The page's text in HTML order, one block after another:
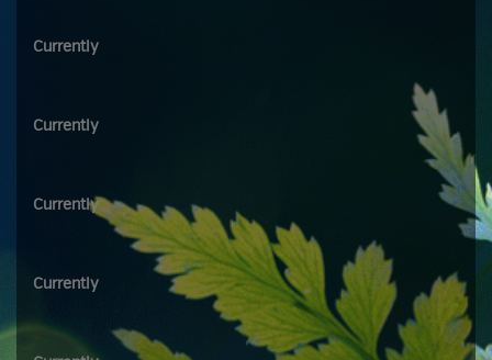
Currently
Currently
Currently
Currently